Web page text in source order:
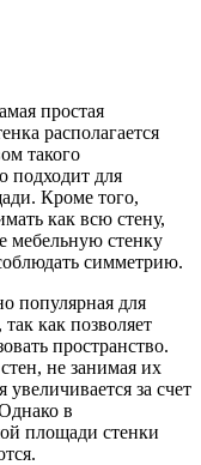
простая
располагается
такого
подходит для
Кроме того,
как всю стену,
мебельную стенку
симметрию.
популярная для
как позволяет
пространство.
не занимая их
за счет
в
площади стенки